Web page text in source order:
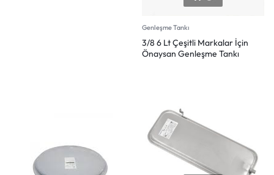
Genleşme Tankı
3/8 6 Lt Çeşitli Markalar İçin
Önaysan Genleşme Tankı